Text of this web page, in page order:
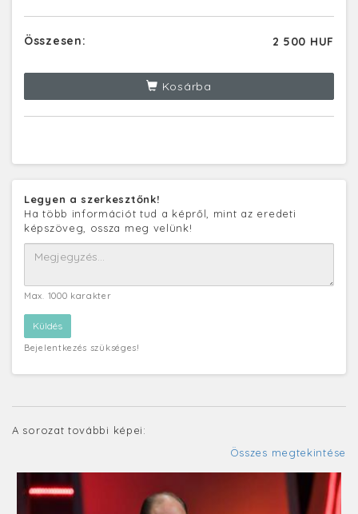
Összesen: 2 500 HUF
Kosárba
Legyen a szerkesztőnk!
Ha több információt tud a képről, mint az eredeti
képszöveg, ossza meg velünk!
Max. 1000 karakter
Bejelentkezés szükséges!
A sorozat további képei:
Összes megtekintése